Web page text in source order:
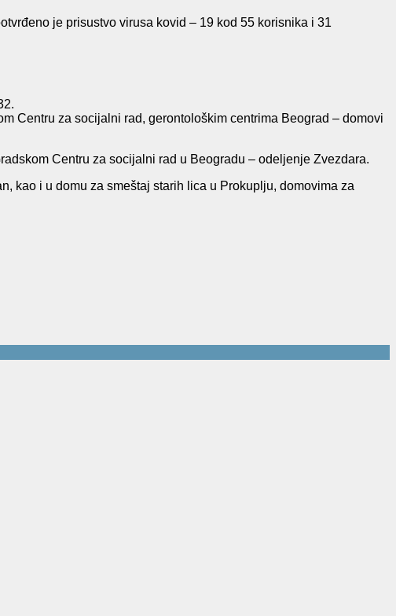
je prisustvo virusa kovid – 19 kod 55 korisnika i 31
Centru za socijalni rad, gerontološkim centrima Beograd – domovi
Centru za socijalni rad u Beogradu – odeljenje Zvezdara.
kao i u domu za smeštaj starih lica u Prokuplju, domovima za